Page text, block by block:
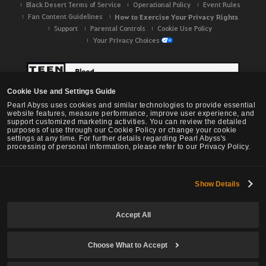
Cookie Use and Settings Guide
Pearl Abyss uses cookies and similar technologies to provide essential
website features, measure performance, improve user experience, and
support customized marketing activities. You can review the detailed
purposes of use through our Cookie Policy or change your cookie
settings at any time. For further details regarding Pearl Abyss's
processing of personal information, please refer to our Privacy Policy.
Show Details
Accept All
Choose What to Accept
Black Desert Terms of Service Operational Policy
Event Rules
Fan Content Guidelines
How to Exercise Your Privacy Rights
Support Parental Controls
Cookie Use Policy
Your Privacy Choices
Black Desert -NA / EU / OC